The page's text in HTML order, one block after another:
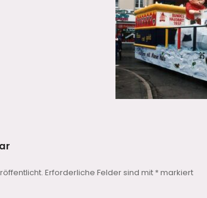
Erforderliche Felder sind mit *markiert